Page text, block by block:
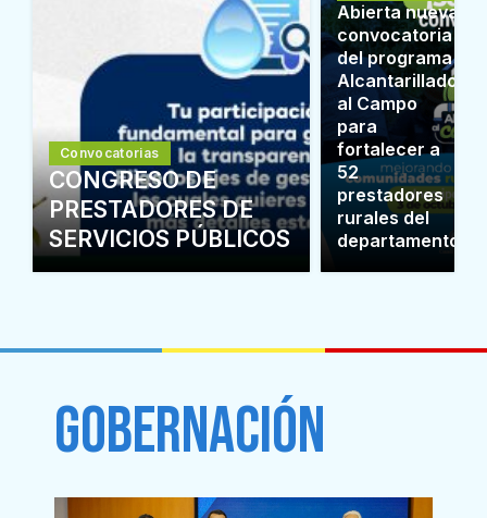
Convocatorias
CONGRESO DE
PRESTADORES DE
SERVICIOS PÚBLICOS
Abierta nueva
convocatoria
del programa
Alcantarillado
al Campo
para
fortalecer a
52
prestadores
rurales del
departamento
GOBERNACIÓN